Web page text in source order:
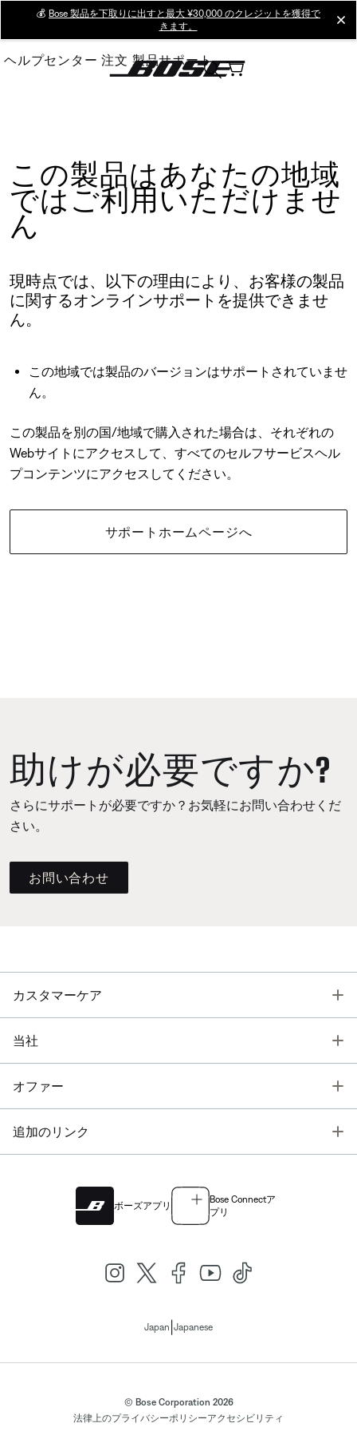
Main
💰 Bose 製品を下取りに出すと最大 ¥30,000 のクレジットを獲得で
きます。
ヘルプセンター 注文 製品サポート
この製品はあなたの地域
ではご利用いただけませ
ん
現時点では、以下の理由により、お客様の製品
に関するオンラインサポートを提供できませ
ん。
この地域では製品のバージョンはサポートされていませ
ん。
この製品を別の国/地域で購入された場合は、それぞれの
Webサイトにアクセスして、すべてのセルフサービスヘル
プコンテンツにアクセスしてください。
サポートホームページへ
助けが必要ですか?
さらにサポートが必要ですか？お気軽にお問い合わせくだ
さい。
お問い合わせ
カスタマーケア
当社
オファー
追加のリンク
ボーズアプリ
Bose Connectア
プリ
Japan Japanese
© Bose Corporation 2026
法律上のプライバシーポリシーアクセシビリティ